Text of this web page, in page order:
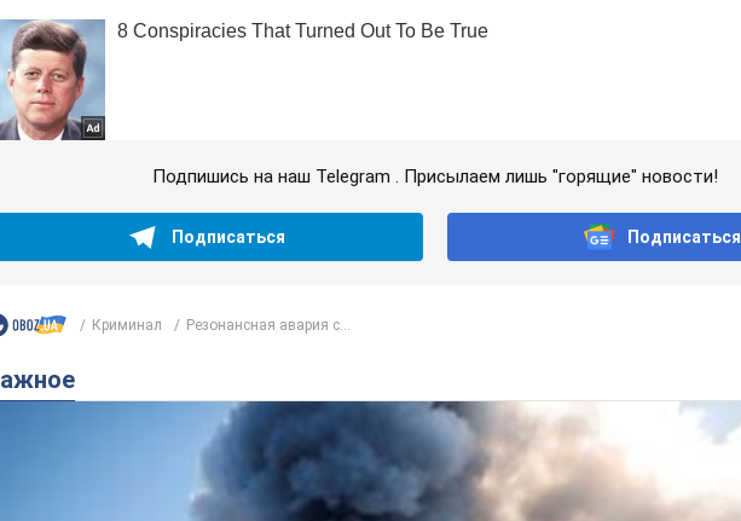
Подпишись на наш Telegram . Присылаем лишь "горящие" новости!
Подписаться Подписаться
Криминал Резонансная авария с...
Важное